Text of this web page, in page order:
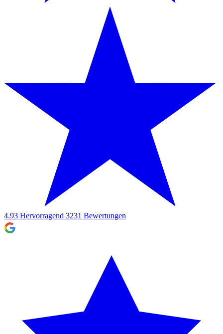
4.93 Hervorragend 3231 Bewertungen